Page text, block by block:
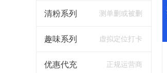
清粉系列 测单删或被删
趣味系列 虚拟定位打卡
优惠代充 正规运营商